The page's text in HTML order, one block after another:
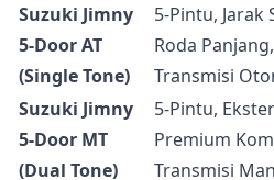
Suzuki Jimny
5-Door AT
(Single Tone)
5-Pintu, Jarak
Roda Panjang,
Transmisi
Suzuki Jimny
5-Door MT
(Dual Tone)
5-Pintu,
Premium
Transmisi